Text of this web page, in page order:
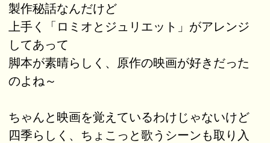
製作秘話なんだけど
上手く「ロミオとジュリエット」がアレンジ
してあって
脚本が素晴らしく、原作の映画が好きだった
のよね～
ちゃんと映画を覚えているわけじゃないけど
四季らしく、ちょこっと歌うシーンも取り入